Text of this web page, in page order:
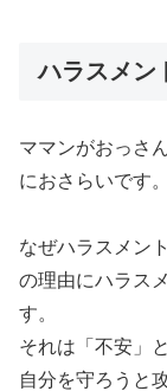
ハラスメン
ママンがおっさ
におさらいです。
なぜハラスメン
の理由にハラス
す。
それは「不安」
自分を守ろうと